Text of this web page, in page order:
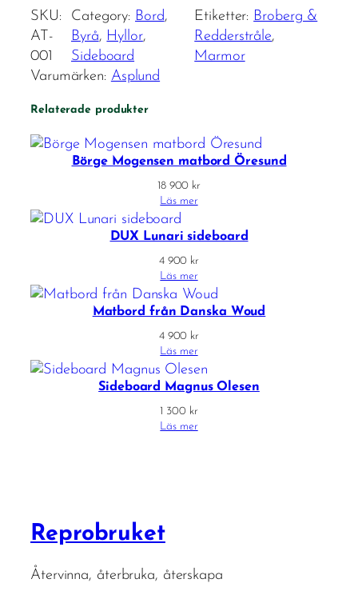
SKU:
AT-
001
Category: Bord
Byrå, Hyllor
Sideboard
Etiketter: Broberg &
Redderstråle
Marmor
Varumärken: Asplund
Relaterade produkter
Börge Mogensen matbord Öresund
18 900 kr
Läs mer
DUX Lunari sideboard
4 900 kr
Läs mer
Matbord från Danska Woud
4 900 kr
Läs mer
Sideboard Magnus Olesen
1 300 kr
Läs mer
Reprobruket
Återvinna, återbruka, återskapa